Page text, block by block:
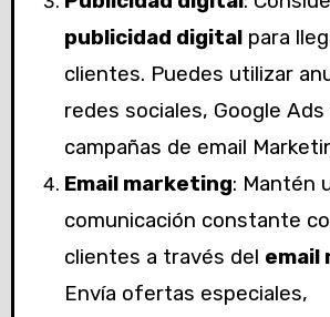
publicidad digital para
clientes. Puedes utilizar
redes sociales, Google
campañas de email
Email marketing: Mantén
comunicación constante
clientes a través del email
Envía ofertas especiales,